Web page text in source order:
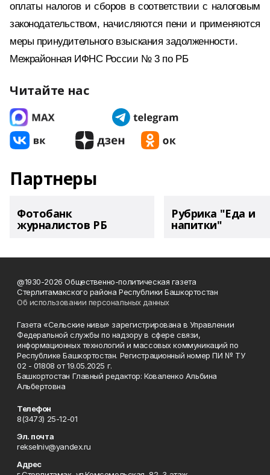
оплаты налогов и сборов в соответствии с налоговым
законодательством, начисляются пени и применяются
меры принудительного взыскания задолженности.
Межрайонная ИФНС России № 3 по РБ
Читайте нас
Партнеры
Фотобанк
журналистов РБ
Рубрика "Еда и
напитки"
@1930-2026 Общественно-политическая газета
Стерлитамакского района Республики Башкортостан
Об использовании персональных данных
Газета «Сельские нивы» зарегистрирована в Управлении
Федеральной службы по надзору в сфере связи,
информационных технологий и массовых коммуникаций по
Республике Башкортостан. Регистрационный номер ПИ № ТУ
02 - 01808 от 19.05.2025 г.
Башкортостан Главный редактор: Коваленко Альбина
Альбертовна
Телефон
8(3473) 25-12-01
Эл. почта
rekselniv@yandex.ru
Адрес